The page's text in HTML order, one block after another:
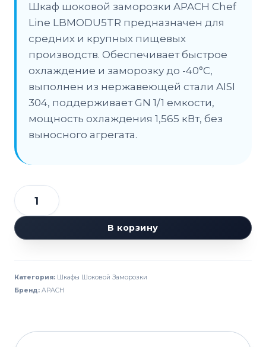
Шкаф шоковой заморозки APACH Chef
Line LBMODU5TR предназначен для
средних и крупных пищевых
производств. Обеспечивает быстрое
охлаждение и заморозку до -40°C,
выполнен из нержавеющей стали AISI
304, поддерживает GN 1/1 емкости,
мощность охлаждения 1,565 кВт, без
выносного агрегата.
Количество
товара
Шкаф
заморозки
APACH
LBMODU5TR
В корзину
Категория: Шкафы Шоковой Заморозки
Бренд: APACH